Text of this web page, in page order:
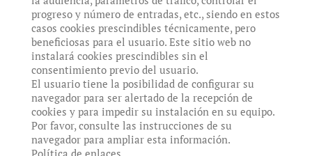
progreso y número de entradas, etc., siendo en estos
casos cookies prescindibles técnicamente, pero
beneficiosas para el usuario. Este sitio web no
instalará cookies prescindibles sin el
consentimiento previo del usuario.
El usuario tiene la posibilidad de configurar su
navegador para ser alertado de la recepción de
cookies y para impedir su instalación en su equipo.
Por favor, consulte las instrucciones de su
navegador para ampliar esta información.
Política de enlaces